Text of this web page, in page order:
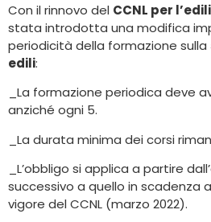
Con il rinnovo del CCNL per
stata introdotta una modifica
periodicità della formazione sulla
edili:
_La formazione periodica deve
anziché ogni 5.
_La durata minima dei corsi
_L’obbligo si applica a partire
successivo a quello in scadenza
vigore del CCNL (marzo 2022).